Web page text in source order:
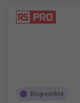
Disponible